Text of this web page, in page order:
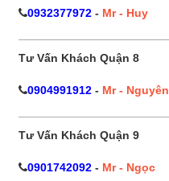
0932377972 - Mr - Huy
Tư Vấn Khách Quận 8
0904991912 - Mr - Nguyên
Tư Vấn Khách Quận 9
0901742092 - Mr - Ngọc